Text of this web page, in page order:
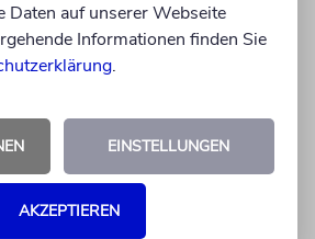
15. Oktober 2026 einen
in Vollzeit
Daten auf unserer Webseite
Informationen finden Sie
.
EINSTELLUNGEN
AKZEPTIEREN